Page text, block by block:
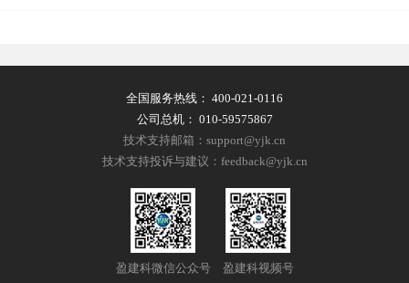
全国服务热线： 400-021-0116
公司总机： 010-59575867
技术支持邮箱：support@yjk.cn
技术支持投诉与建议：feedback@yjk.cn
盈建科微信公众号 盈建科视频号